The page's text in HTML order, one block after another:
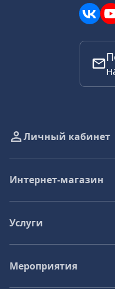
Личный кабинет
Интернет-магазин
Услуги
Мероприятия